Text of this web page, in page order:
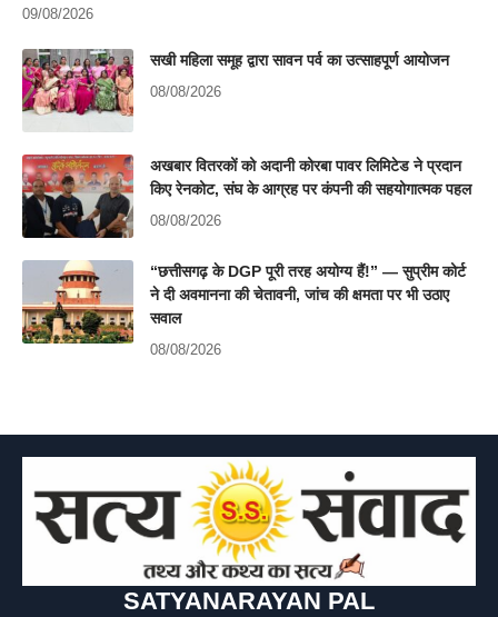
09/08/2026
सखी महिला समूह द्वारा सावन पर्व का उत्साहपूर्ण आयोजन
08/08/2026
अखबार वितरकों को अदानी कोरबा पावर लिमिटेड ने प्रदान
किए रेनकोट, संघ के आग्रह पर कंपनी की सहयोगात्मक पहल
08/08/2026
“छत्तीसगढ़ के DGP पूरी तरह अयोग्य हैं!” — सुप्रीम कोर्ट
ने दी अवमानना की चेतावनी, जांच की क्षमता पर भी उठाए
सवाल
08/08/2026
SATYANARAYAN PAL